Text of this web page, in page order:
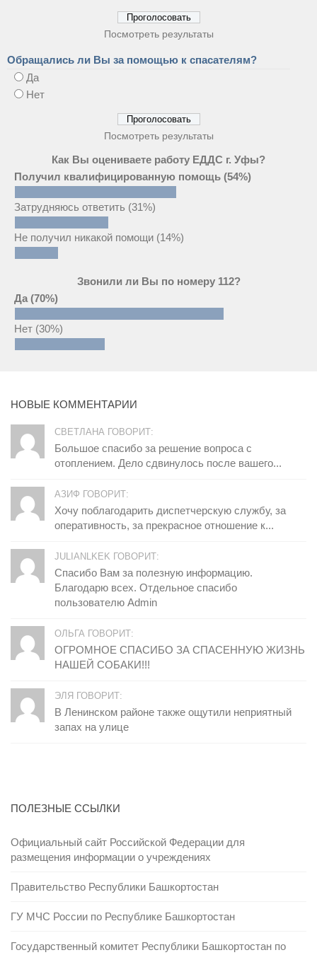
Посмотреть результаты
Обращались ли Вы за помощью к спасателям?
Да
Нет
Посмотреть результаты
Как Вы оцениваете работу ЕДДС г. Уфы?
Получил квалифицированную помощь (54%)
Затрудняюсь ответить (31%)
Не получил никакой помощи (14%)
Звонили ли Вы по номеру 112?
Да (70%)
Нет (30%)
НОВЫЕ КОММЕНТАРИИ
СВЕТЛАНА ГОВОРИТ:
Большое спасибо за решение вопроса с
отоплением. Дело сдвинулось после вашего...
АЗИФ ГОВОРИТ:
Хочу поблагодарить диспетчерскую службу, за
оперативность, за прекрасное отношение к...
JULIANLKEK ГОВОРИТ:
Спасибо Вам за полезную информацию.
Благодарю всех. Отдельное спасибо
пользователю Admin
ОЛЬГА ГОВОРИТ:
ОГРОМНОЕ СПАСИБО ЗА СПАСЕННУЮ ЖИЗНЬ
НАШЕЙ СОБАКИ!!!
ЭЛЯ ГОВОРИТ:
В Ленинском районе также ощутили неприятный
запах на улице
ПОЛЕЗНЫЕ ССЫЛКИ
Официальный сайт Российской Федерации для
размещения информации о учреждениях
Правительство Республики Башкортостан
ГУ МЧС России по Республике Башкортостан
Государственный комитет Республики Башкортостан по